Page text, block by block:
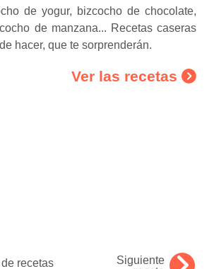
de yogur, bizcocho de chocolate,
de manzana... Recetas caseras
hacer, que te sorprenderán.
Ver las recetas
recetas
Siguiente